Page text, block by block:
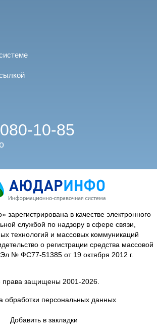
10-85
в качестве электронного
службой по надзору в сфере связи,
технологий и массовых коммуникаций
о регистрации средства массовой
№ ФС77-51385 от 19 октября 2012 г.
права защищены 2001-2026.
обработки персональных данных
Добавить в закладки